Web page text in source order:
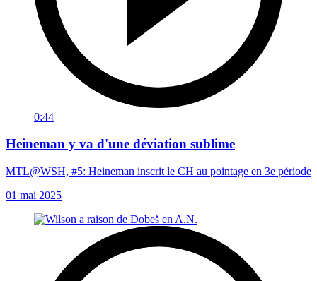
0:44
Heineman y va d'une déviation sublime
MTL@WSH, #5: Heineman inscrit le CH au pointage en 3e période
01 mai 2025